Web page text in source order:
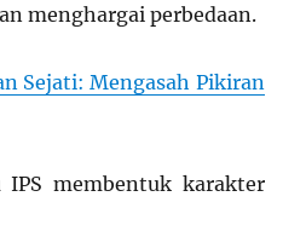
menghargai perbedaan.
Sejati: Mengasah Pikiran
IPS membentuk karakter